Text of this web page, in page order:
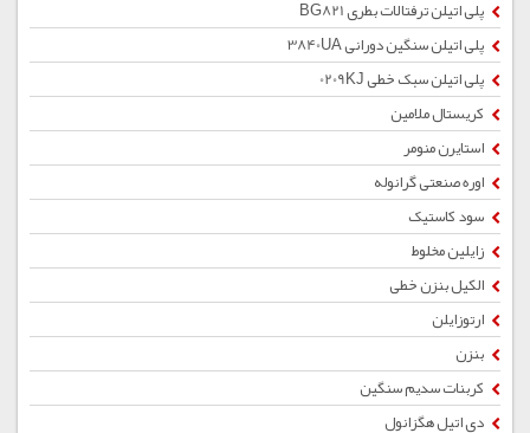
پلی اتیلن ترفتالات بطری BG821
پلی اتیلن سنگین دورانی 3840UA
پلی اتیلن سبک خطی 0209KJ
کریستال ملامین
استایرن منومر
اوره صنعتی گرانوله
سود کاستیک
زایلین مخلوط
الکیل بنزن خطی
ارتوزایلن
بنزن
کربنات سدیم سنگین
دی اتیل هگزانول